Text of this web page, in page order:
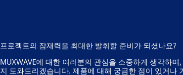
프로젝트의 잠재력을 최대한 발휘할 준비가 되셨나요?
MUXWAVE에 대한 여러분의 관심을 소중하게 생각하
지 도와드리겠습니다. 제품에 대해 궁금한 점이 있거나